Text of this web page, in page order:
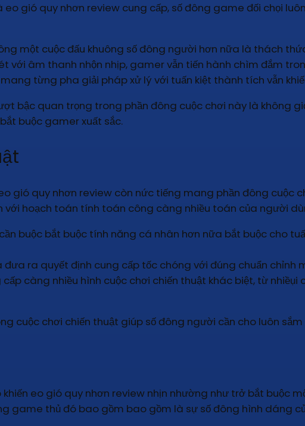
eo gió quy nhơn review cung cấp, số đông game đối chọi
một cuộc đấu khuông số đông người hơn nữa là thách
với âm thanh nhộn nhịp, gamer vẫn tiến hành chìm đắm
từng pha giải pháp xử lý với tuấn kiệt thành tích vẫn
bậc quan trọng trong phần đông cuộc chơi này là không
buộc gamer xuất sắc.
gió quy nhơn review còn nức tiếng mang phần đông cuộc
với hoạch toán tính toán công càng nhiều toán của người
buộc bắt buộc tính năng cá nhân hơn nữa bắt buộc cho
ra quyết định cung cấp tốc chóng với đúng chuẩn chỉnh
càng nhiều hình cuộc chơi chiến thuật khác biệt, từ nhiềụi
cuộc chơi chiến thuật giúp số đông người cần cho luôn
eo gió quy nhơn review nhịn nhường như trở bắt buộc
game thủ đó bao gồm bao gồm là sự số đông hình dáng